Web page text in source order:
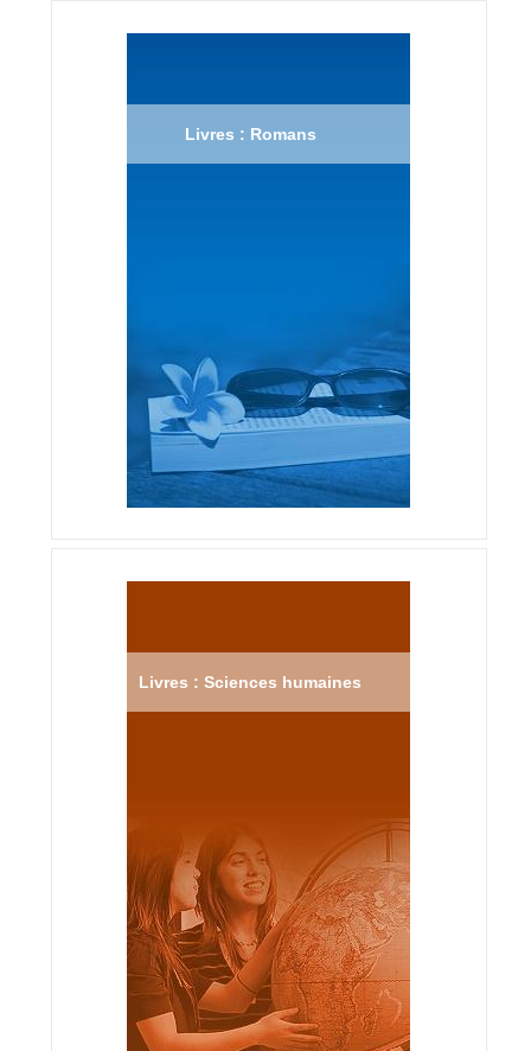
Livres : Romans
Livres : Sciences humaines